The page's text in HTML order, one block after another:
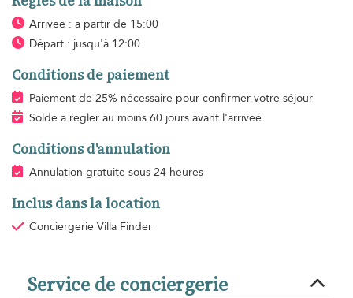
Arrivée : à partir de 15:00
Départ : jusqu'à 12:00
Conditions de paiement
Paiement de 25% nécessaire pour confirmer votre séjour
Solde à régler au moins 60 jours avant l'arrivée
Conditions d'annulation
Annulation gratuite sous 24 heures
Inclus dans la location
Conciergerie Villa Finder
Service de conciergerie